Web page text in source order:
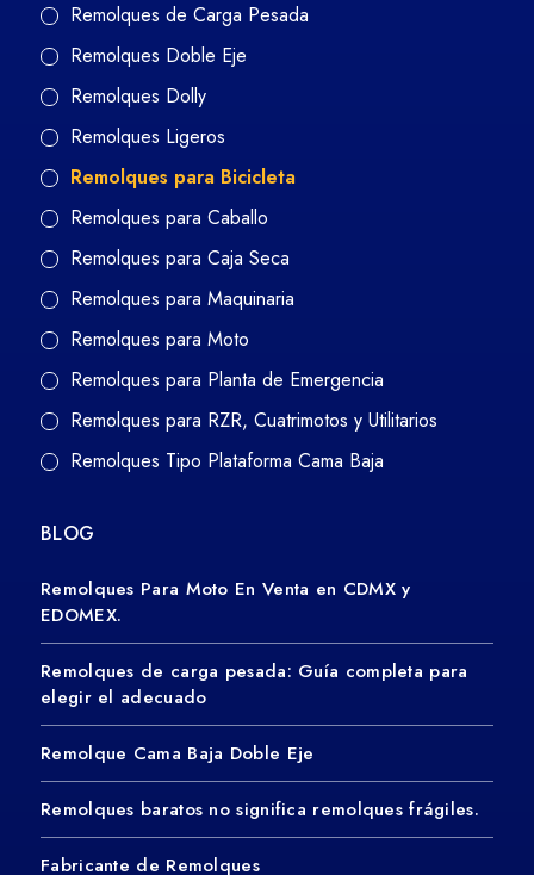
Remolques de Carga Pesada
Remolques Doble Eje
Remolques Dolly
Remolques Ligeros
Remolques para Bicicleta
Remolques para Caballo
Remolques para Caja Seca
Remolques para Maquinaria
Remolques para Moto
Remolques para Planta de Emergencia
Remolques para RZR, Cuatrimotos y Utilitarios
Remolques Tipo Plataforma Cama Baja
BLOG
Remolques Para Moto En Venta en CDMX y
EDOMEX.
Remolques de carga pesada: Guía completa para
elegir el adecuado
Remolque Cama Baja Doble Eje
Remolques baratos no significa remolques frágiles.
Fabricante de Remolques